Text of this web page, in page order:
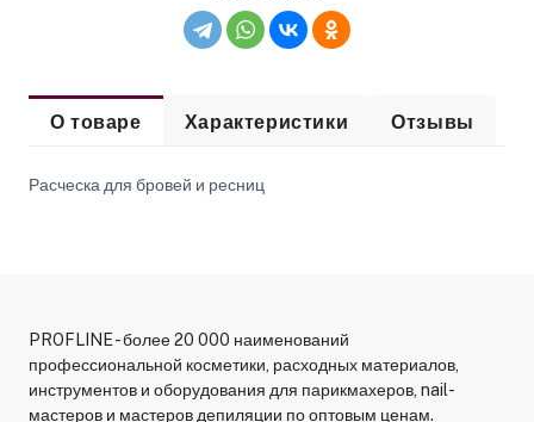
О товаре Характеристики Отзывы
Расческа для бровей и ресниц
PROFLINE - более 20 000 наименований
профессиональной косметики, расходных материалов,
инструментов и оборудования для парикмахеров, nail-
мастеров и мастеров депиляции по оптовым ценам.